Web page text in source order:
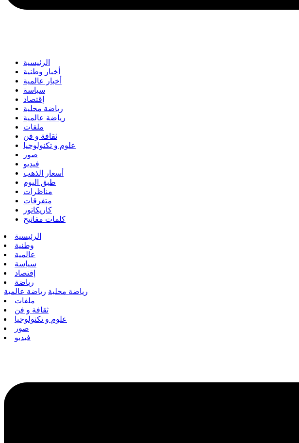
الرئيسية
أخبار وطنية
أخبار عالمية
سياسة
إقتصاد
رياضة محلية
رياضة عالمية
ملفات
ثقافة و فن
علوم و تكنولوجيا
صور
فيديو
أسعار الذهب
طبق اليوم
مناظرات
متفرقات
كاريكاتور
كلمات مفاتيح
الرئيسية
وطنية
عالمية
سياسة
إقتصاد
رياضة
رياضة محلية رياضة عالمية
ملفات
ثقافة و فن
علوم و تكنولوجيا
صور
فيديو